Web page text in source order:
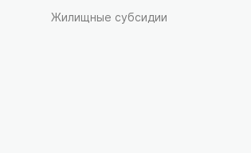
Жилищные субсидии